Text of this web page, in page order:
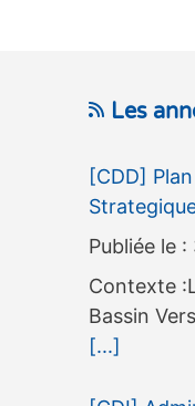
Les
[CDD]
Contexte
Bassin
[...]